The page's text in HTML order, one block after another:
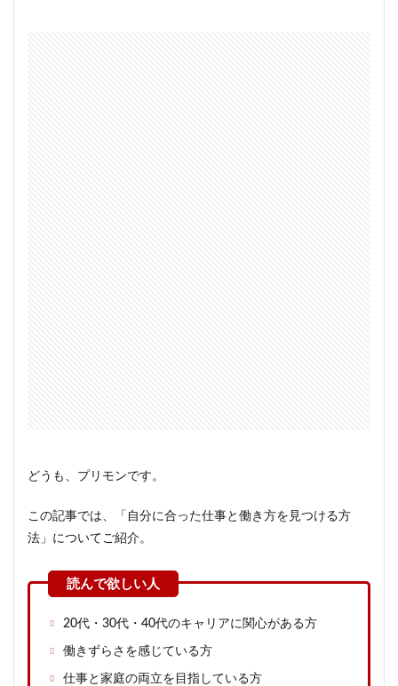
どうも、プリモンです。
この記事では、「自分に合った仕事と働き方を見つける方
法」についてご紹介。
20代・30代・40代のキャリアに関心がある方
働きずらさを感じている方
仕事と家庭の両立を目指している方